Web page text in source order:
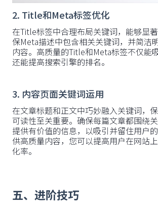
2. Title和Meta标签优化
在Title标签中合理布局关键词，能够显
保Meta描述中包含相关关键词，并简洁
内容。高质量的Title和Meta标签不仅能
还能提高搜索引擎的排名。
3. 内容页面关键词运用
在文章标题和正文中巧妙融入关键词，
可读性至关重要。确保每篇文章都围绕
提供有价值的信息，以吸引并留住用户
供高质量内容，您可以提高用户在网站
化率。
五、进阶技巧